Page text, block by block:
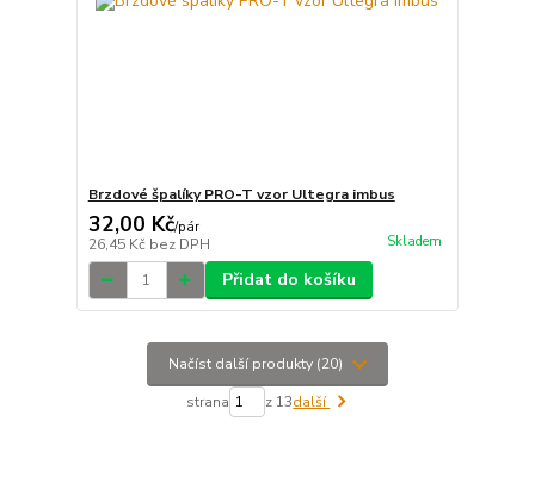
Brzdové špalíky PRO-T vzor Ultegra imbus
32,00 Kč/pár
26,45 Kč bez DPH Skladem
Přidat do košíku
Načíst další produkty (20)
strana z 13další